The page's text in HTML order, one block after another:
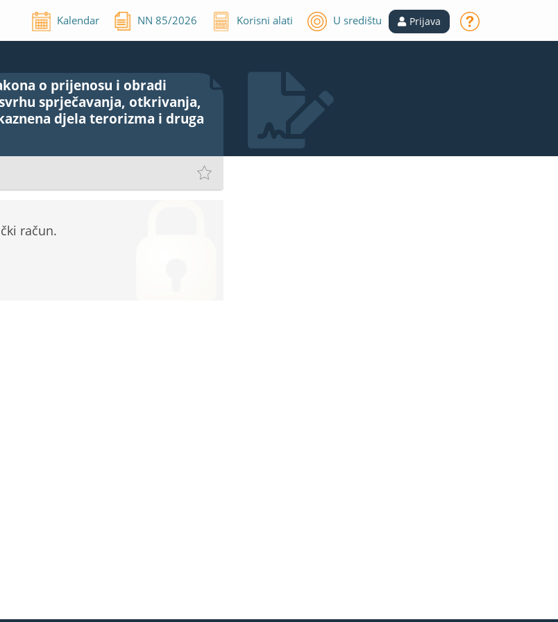
Kalendar NN85/2026 Korisni alati U središtu Prijava
o prijenosu i obradi
sprječavanja, otkrivanja,
djela terorizma i druga
račun.